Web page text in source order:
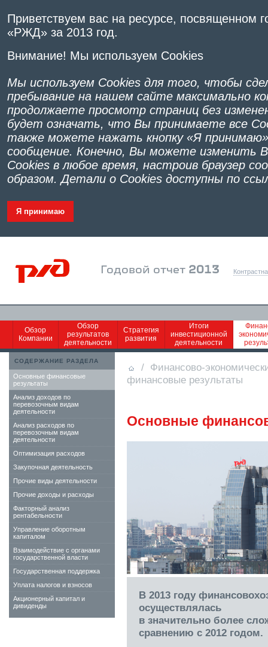
Приветствуем вас на ресурсе, посвященном
«РЖД» за 2013 год.
Внимание! Мы используем Cookies
Мы используем Cookies для того, чтобы
пребывание на нашем сайте максимально
продолжаете просмотр страниц без
будет означать, что Вы принимаете все
также можете нажать кнопку «Я
сообщение. Конечно, Вы можете изменить
Cookies в любое время, настроив браузер
образом. Детали о Cookies доступны по
Я принимаю
Годовой отчет 2013
Обзор
Компании
Обзор
результатов
деятельности
Стратегия
развития
Итоги
инвестиционной
деятельности
СОДЕРЖАНИЕ РАЗДЕЛА
Основные финансовые
результаты
Анализ доходов по
перевозочным видам
деятельности
Анализ расходов по
перевозочным видам
деятельности
Оптимизация расходов
Закупочная деятельность
Прочие виды деятельности
Прочие доходы и расходы
Факторный анализ
рентабельности
Управление оборотным
капиталом
Взаимодействие с органами
государственной власти
Государственная поддержка
Уплата налогов и взносов
Акционерный капитал и
дивиденды
/ Финансово-
финансовые результаты
Основные
В 2013 году
осуществлялась
в значительно более
сравнению с 2012 годом.